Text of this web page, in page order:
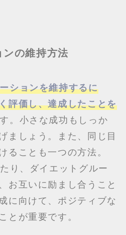
の維持方法
ションを維持するに
評価し、達成したことを
。小さな成功もしっか
ましょう。また、同じ目
ることも一つの方法。
り、ダイエットグルー
お互いに励まし合うこと
に向けて、ポジティブな
とが重要です。